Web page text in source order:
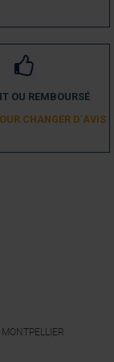
OU REMBOURSÉ
CHANGER D´AVIS